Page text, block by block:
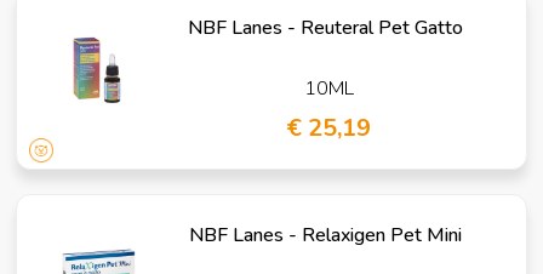
NBF Lanes - Reuteral Pet Gatto
10ML
€ 25,19
NBF Lanes - Relaxigen Pet Mini